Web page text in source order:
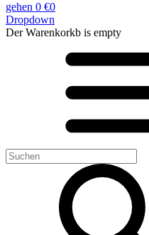
gehen 0 €0
Dropdown
Der Warenkorkb is empty